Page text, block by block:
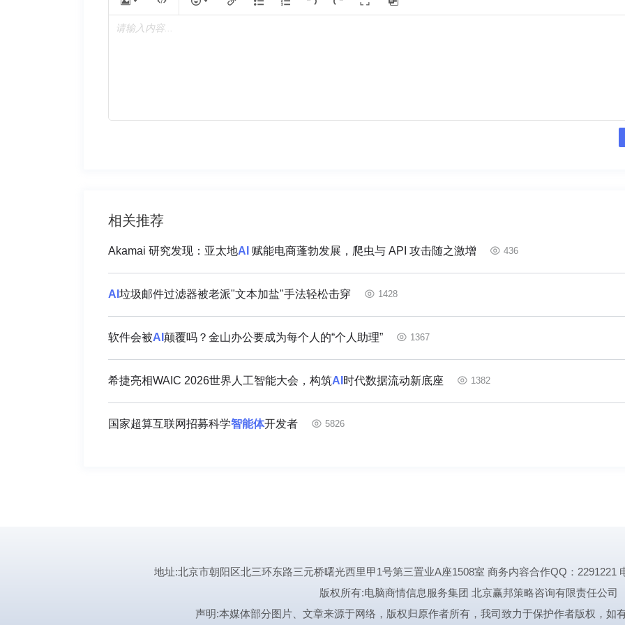
请输入内容...
相关推荐
Akamai 研究发现：亚太地AI 赋能电商蓬勃发展，爬虫与 API 攻击随之激增 436
AI 垃圾邮件过滤器被老派"文本加盐"手法轻松击穿 1428
软件会被AI 颠覆吗？金山办公要成为每个人的“个人助理” 1367
希捷亮相WAIC 2026世界人工智能大会，构筑AI 时代数据流动新底座 1382
国家超算互联网招募科学智能体开发者 5826
地址:北京市朝阳区北三环东路三元桥曙光西里甲1号第三置业A座1508室 商务内容合作QQ：2291221
版权所有:电脑商情信息服务集团 北京赢邦策略咨询有限责任公司
声明:本媒体部分图片、文章来源于网络，版权归原作者所有，我司致力于保护作者版权，如